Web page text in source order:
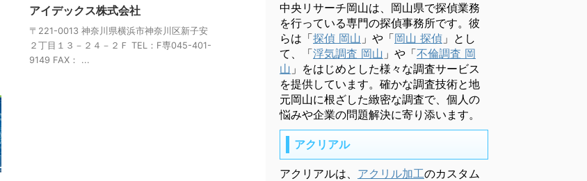
アイデックス株式会社
〒221-0013 神奈川県横浜市神奈川区新子安
２丁目１３－２４－２Ｆ TEL：F専045-401-
9149 FAX： ...
中央リサーチ岡山は、岡山県で探偵業務
を行っている専門の探偵事務所です。彼
らは「探偵 岡山 」や「岡山 探偵 」とし
て、「浮気調査 岡山 」や「不倫調査 岡
山 」をはじめとした様々な調査サービス
を提供しています。確かな調査技術と地
元岡山に根ざした緻密な調査で、個人の
悩みや企業の問題解決に寄り添います。
アクリアル
アクリアルは、 アクリル加工のカスタム